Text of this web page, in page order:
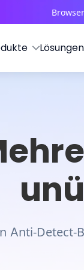
Lösungen
Anti-Detect-